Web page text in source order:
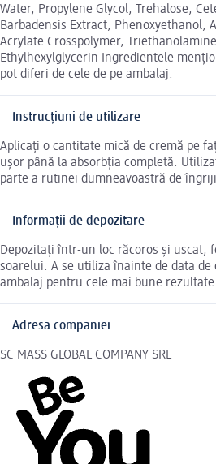
Water, Propylene Glycol, Trehalose,
Barbadensis Extract, Phenoxyethanol,
Acrylate Crosspolymer,
Ethylhexylglycerin Ingredientele
pot diferi de cele de pe ambalaj.
Instrucțiuni de utilizare
Aplicați o cantitate mică de cremă pe
ușor până la absorbția completă.
parte a rutinei dumneavoastră de
Informații de depozitare
Depozitați într-un loc răcoros și uscat,
soarelui. A se utiliza înainte de data de
ambalaj pentru cele mai bune rezultate.
Adresa companiei
SC MASS GLOBAL COMPANY SRL